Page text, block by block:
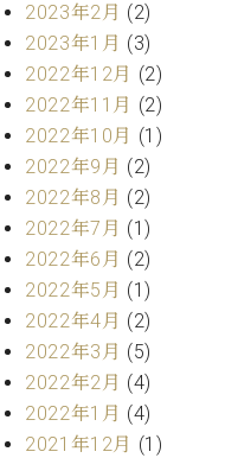
マ
ン
ヴ
ィ
ジ
ョ
ン
C.BECHSTEIN
Digital(ベ
ヒ
シ
ュ
タ
イ
ン
デ
術
者
紹
介
展示
情報
【ユ
ーロ
ピア
ノ特
選中
古】
イ
ベ
ン
ト
情
2023年2月 (2)
2023年1月 (3)
2022年12月 (2)
2022年11月 (2)
2022年10月 (1)
2022年9月 (2)
2022年8月 (2)
2022年7月 (1)
2022年6月 (2)
2022年5月 (1)
2022年4月 (2)
2022年3月 (5)
2022年2月 (4)
2022年1月 (4)
2021年12月 (1)